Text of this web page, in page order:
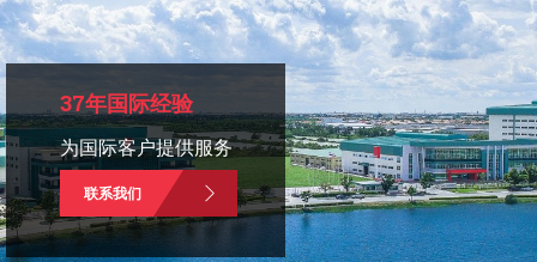
工具与资源
新闻媒体
为什么选择科禄格
招聘
37年国际经验
为国际客户提供服务
联系我们